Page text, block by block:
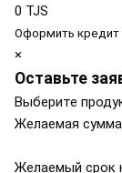
0 TJS
Оформить кредит
×
Оставьте
Выберите
Желаемая
Желаемый срок